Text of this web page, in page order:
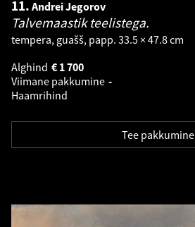
11. Andrei Jegorov
Talvemaastik teelistega.
tempera, guašš, papp. 33.5 × 47.8 cm
Alghind
1 700
€
Viimane pakkumine -
Haamrihind
Tee pakkumine